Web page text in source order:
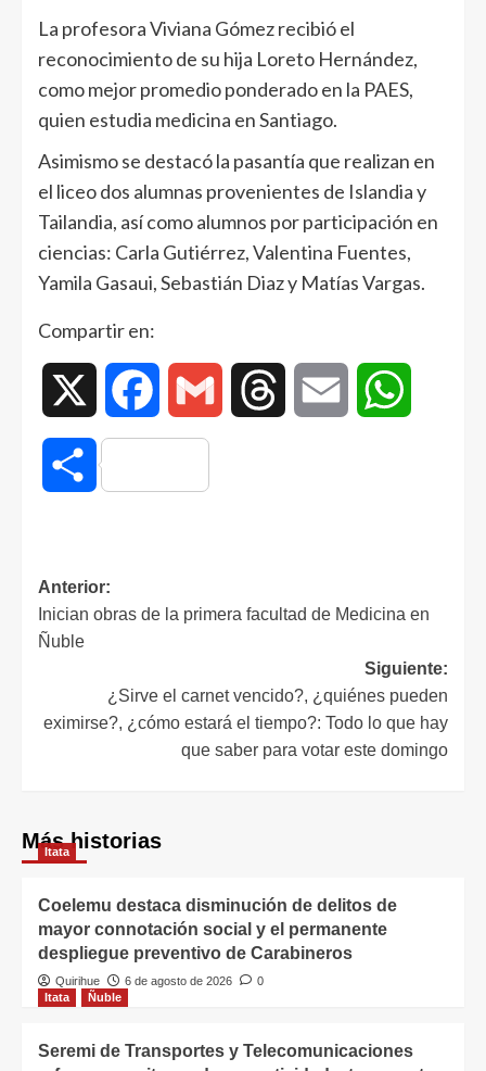
La profesora Viviana Gómez recibió el
reconocimiento de su hija Loreto Hernández,
como mejor promedio ponderado en la PAES,
quien estudia medicina en Santiago.
Asimismo se destacó la pasantía que realizan en
el liceo dos alumnas provenientes de Islandia y
Tailandia, así como alumnos por participación en
ciencias: Carla Gutiérrez, Valentina Fuentes,
Yamila Gasaui, Sebastián Diaz y Matías Vargas.
Compartir en:
Facebook Gmail Threads Email
Compartir
Anterior:
Inician obras de la primera facultad de Medicina en
Ñuble
Siguiente:
¿Sirve el carnet vencido?, ¿quiénes pueden
eximirse?, ¿cómo estará el tiempo?: Todo lo que hay
que saber para votar este domingo
Más historias
Itata
Coelemu destaca disminución de delitos de
mayor connotación social y el permanente
despliegue preventivo de Carabineros
Quirihue 6 de agosto de 2026
0
Itata
Ñuble
Seremi de Transportes y Telecomunicaciones